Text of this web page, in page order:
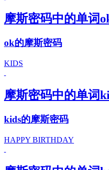
摩斯密码中的单词
ok的摩斯密码
KIDS
摩斯密码中的单词
kids的摩斯密码
HAPPY BIRTHDAY